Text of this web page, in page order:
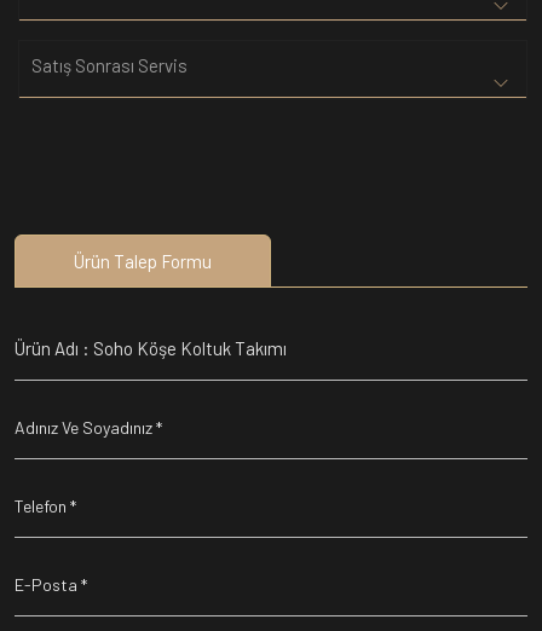
Satış Sonrası Servis
Ürün Talep Formu